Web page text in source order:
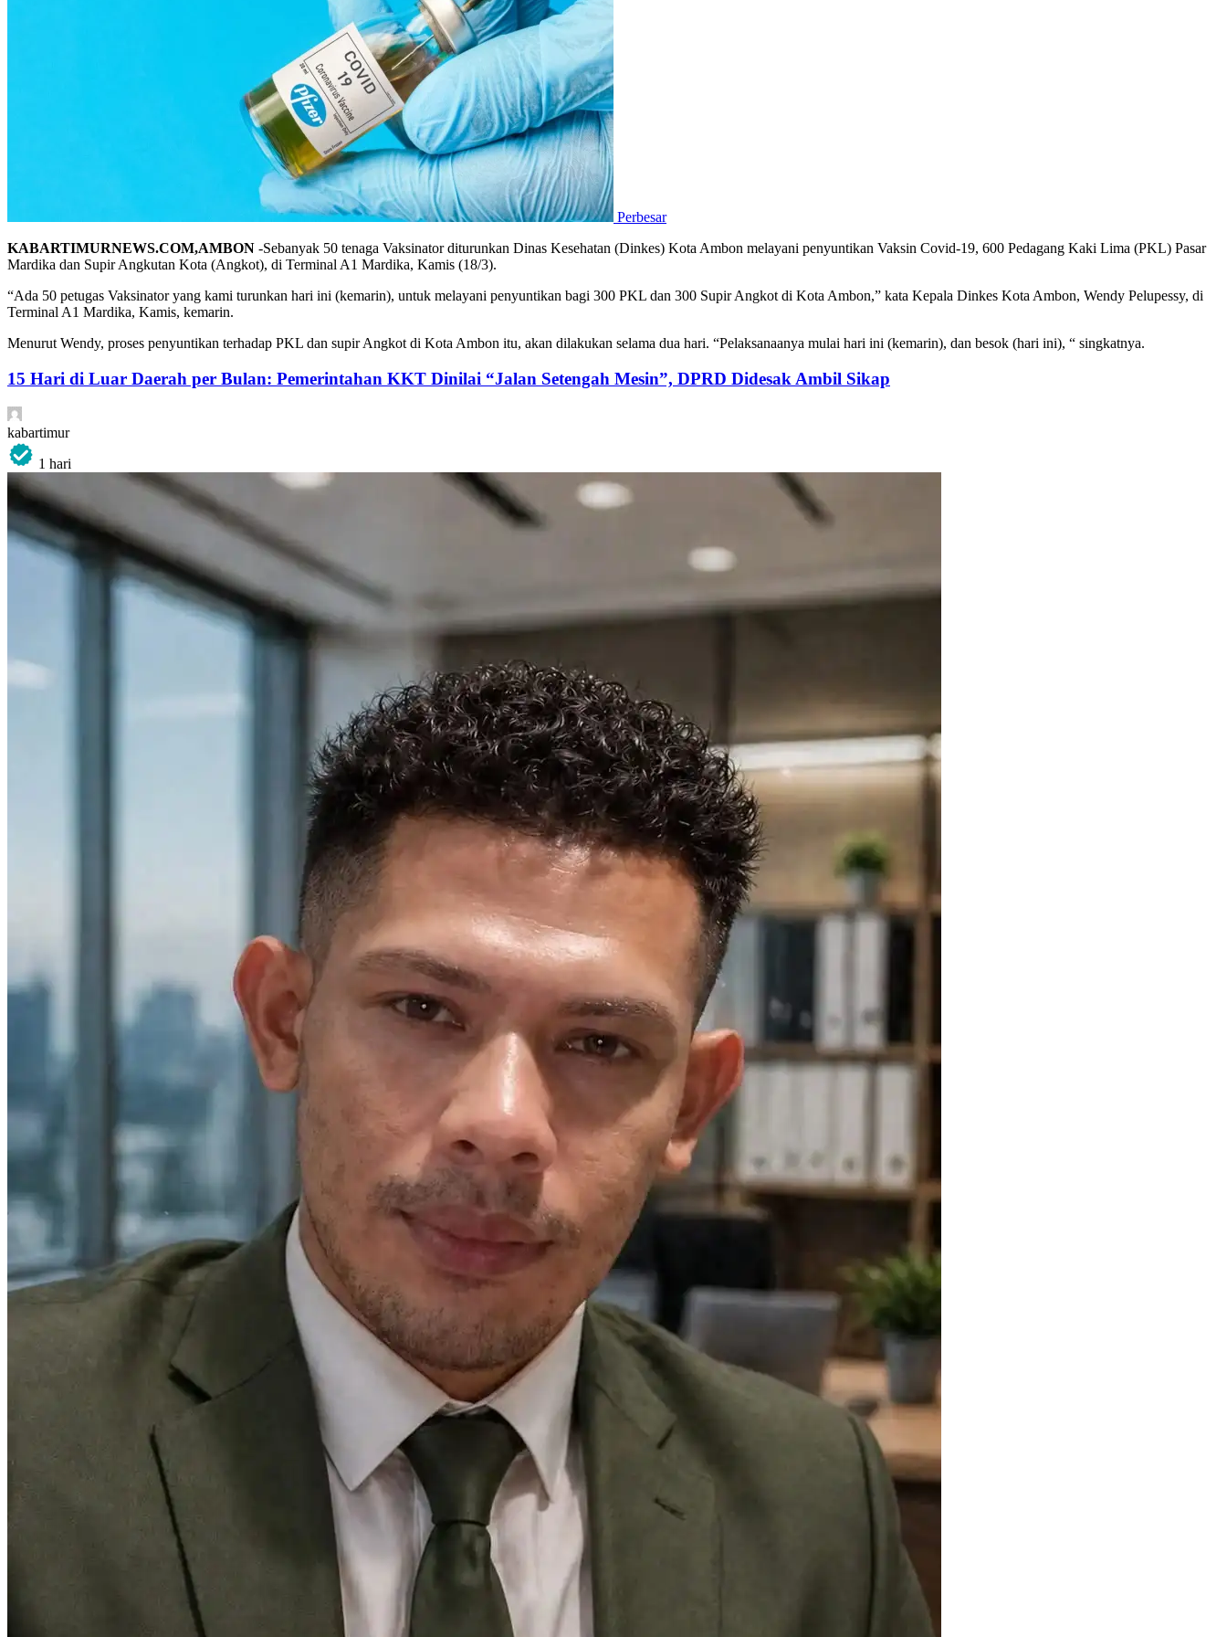
Perbesar
KABARTIMURNEWS.COM,AMBON -Sebanyak 50 tenaga Vaksinator diturunkan Dinas Kesehatan (Dinkes) Kota Ambon melayani penyuntikan Vaksin Covid-19, 600 Pedagang Kaki Lima (PKL) Pasar
Mardika dan Supir Angkutan Kota (Angkot), di Terminal A1 Mardika, Kamis (18/3).
“Ada 50 petugas Vaksinator yang kami turunkan hari ini (kemarin), untuk melayani penyuntikan bagi 300 PKL dan 300 Supir Angkot di Kota Ambon,” kata Kepala Dinkes Kota Ambon, Wendy Pelupessy, di
Terminal A1 Mardika, Kamis, kemarin.
Menurut Wendy, proses penyuntikan terhadap PKL dan supir Angkot di Kota Ambon itu, akan dilakukan selama dua hari. “Pelaksanaanya mulai hari ini (kemarin), dan besok (hari ini), “ singkatnya.
15 Hari di Luar Daerah per Bulan: Pemerintahan KKT Dinilai “Jalan Setengah Mesin”, DPRD Didesak Ambil Sikap
kabartimur
1 hari